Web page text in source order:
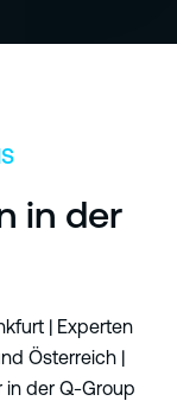
in der
| Experten
Österreich |
in der Q-Group